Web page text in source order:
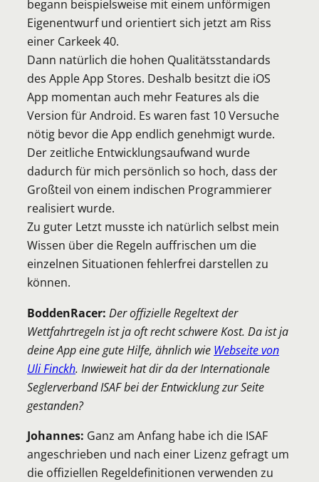
begann beispielsweise mit einem unförmigen
Eigenentwurf und orientiert sich jetzt am Riss
einer Carkeek 40.
Dann natürlich die hohen Qualitätsstandards
des Apple App Stores. Deshalb besitzt die iOS
App momentan auch mehr Features als die
Version für Android. Es waren fast 10 Versuche
nötig bevor die App endlich genehmigt wurde.
Der zeitliche Entwicklungsaufwand wurde
dadurch für mich persönlich so hoch, dass der
Großteil von einem indischen Programmierer
realisiert wurde.
Zu guter Letzt musste ich natürlich selbst mein
Wissen über die Regeln auffrischen um die
einzelnen Situationen fehlerfrei darstellen zu
können.
BoddenRacer: Der offizielle Regeltext der
Wettfahrtregeln ist ja oft recht schwere Kost. Da ist ja
deine App eine gute Hilfe, ähnlich wie Webseite von
Uli Finckh. Inwieweit hat dir da der Internationale
Seglerverband ISAF bei der Entwicklung zur Seite
gestanden?
Johannes: Ganz am Anfang habe ich die ISAF
angeschrieben und nach einer Lizenz gefragt um
die offiziellen Regeldefinitionen verwenden zu